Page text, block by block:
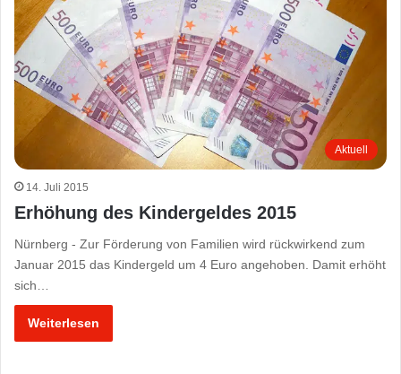
Aktuell
14. Juli 2015
Erhöhung des Kindergeldes 2015
Nürnberg - Zur Förderung von Familien wird rückwirkend zum
Januar 2015 das Kindergeld um 4 Euro angehoben. Damit erhöht
sich…
Weiterlesen